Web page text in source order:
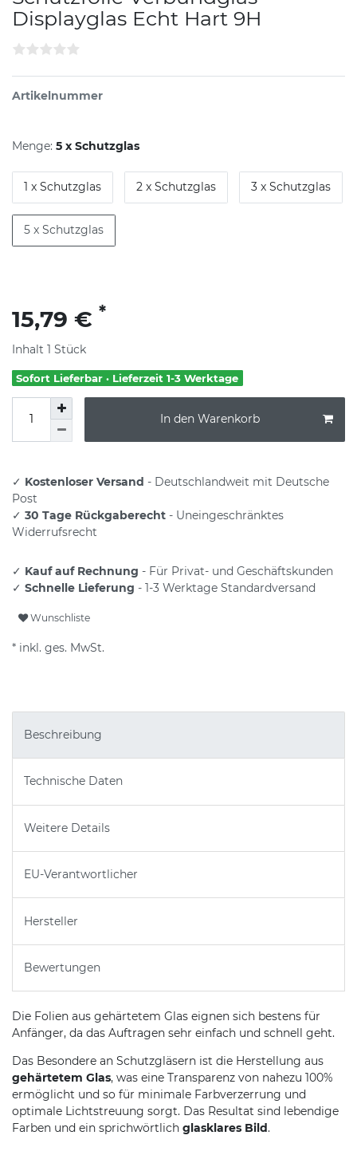
Displayglas Echt Hart 9H
Artikelnummer
Menge: 5 x Schutzglas
1 x Schutzglas 2 x Schutzglas 3 x Schutzglas
5 x Schutzglas
15,79 € *
Inhalt 1 Stück
Sofort Lieferbar · Lieferzeit 1-3 Werktage
In den Warenkorb
✓ Kostenloser Versand - Deutschlandweit mit Deutsche
Post
✓ 30 Tage Rückgaberecht - Uneingeschränktes
Widerrufsrecht
✓ Kauf auf Rechnung - Für Privat- und Geschäftskunden
✓ Schnelle Lieferung - 1-3 Werktage Standardversand
Wunschliste
* inkl. ges. MwSt.
Beschreibung
Technische Daten
Weitere Details
EU-Verantwortlicher
Hersteller
Bewertungen
Die Folien aus gehärtetem Glas eignen sich bestens für
Anfänger, da das Auftragen sehr einfach und schnell geht.
Das Besondere an Schutzgläsern ist die Herstellung aus
gehärtetem Glas, was eine Transparenz von nahezu 100%
ermöglicht und so für minimale Farbverzerrung und
optimale Lichtstreuung sorgt. Das Resultat sind lebendige
Farben und ein sprichwörtlich glasklares Bild.